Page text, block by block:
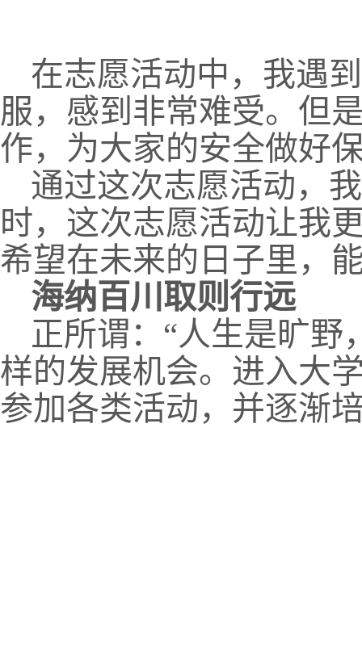
在志愿活动中，我遇
服，感到非常难受。但
作，为大家的安全做好
通过这次志愿活动，
时，这次志愿活动让我
希望在未来的日子里，
海纳百川取则行远
正所谓：“人生是旷野
样的发展机会。进入大
参加各类活动，并逐渐